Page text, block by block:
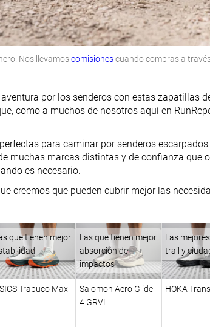
Nos llevamoscomisionescuando compras a
por los senderos con estas zapatillas
como a muchos de nosotros aquí en
para caminar por senderos
muchas marcas distintas y de confianza que
es necesario.
creemos que pueden cubrir mejor las
que tienen mejor
Trabuco Max
Las que tienen mejor
absorción de
impactos
Salomon Aero Glide
4 GRVL
Las
trail y
HOKA